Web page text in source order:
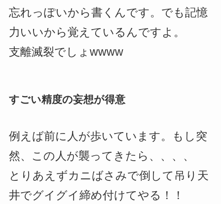
忘れっぽいから書くんです。でも記憶
力いいから覚えているんですよ。
支離滅裂でしょwwww
すごい精度の妄想が得意
例えば前に人が歩いています。もし突
然、この人が襲ってきたら、、、、
とりあえずカニばさみで倒して吊り天
井でグイグイ締め付けてやる！！